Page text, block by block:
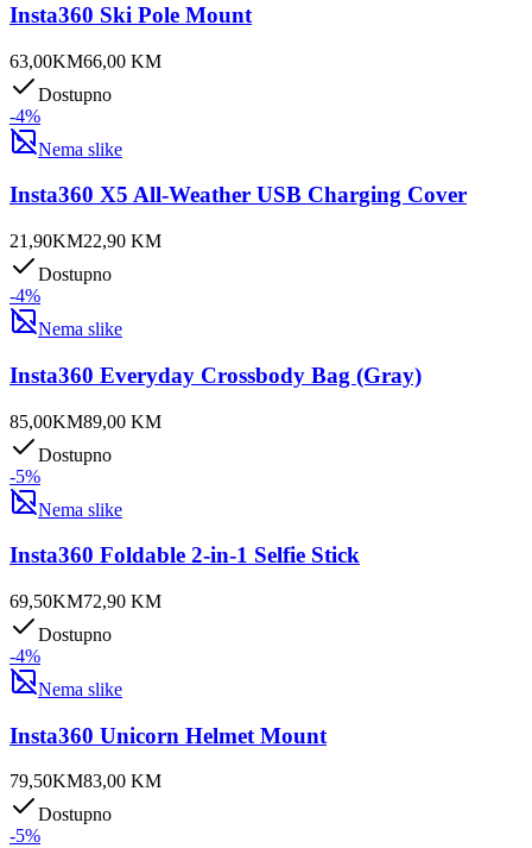
Insta360 Ski Pole Mount
63,00KM66,00 KM
Dostupno
-4%
Nema slike
Insta360 X5 All-Weather USB Charging Cover
21,90KM22,90 KM
Dostupno
-4%
Nema slike
Insta360 Everyday Crossbody Bag (Gray)
85,00KM89,00 KM
Dostupno
-5%
Nema slike
Insta360 Foldable 2-in-1 Selfie Stick
69,50KM72,90 KM
Dostupno
-4%
Nema slike
Insta360 Unicorn Helmet Mount
79,50KM83,00 KM
Dostupno
-5%